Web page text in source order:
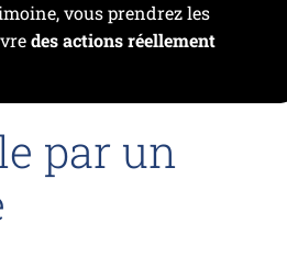
vous prendrez les
des actions réellement
par un